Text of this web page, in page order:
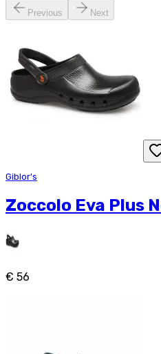
Previous Next
Giblor's
Zoccolo Eva Plus
€ 56